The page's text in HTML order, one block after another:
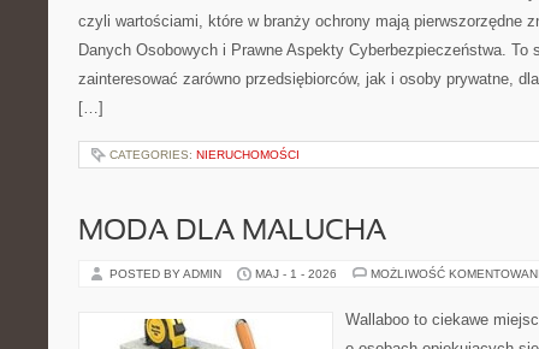
czyli wartościami, które w branży ochrony mają pierwszorzędne
Danych Osobowych i Prawne Aspekty Cyberbezpieczeństwa. To
zainteresować zarówno przedsiębiorców, jak i osoby prywatne,
[…]
CATEGORIES: NIERUCHOMOŚCI
MODA DLA MALUCHA
POSTED BY ADMIN MAJ - 1 - 2026 MOŻLIWOŚĆ
Wallaboo to ciekawe